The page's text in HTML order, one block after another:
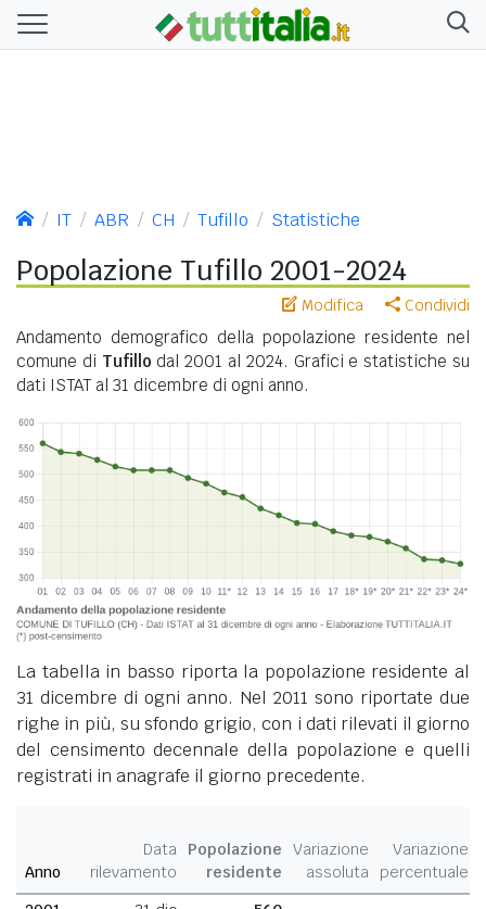
IT ABR CH Tufillo Statistiche
Popolazione Tufillo 2001-2024
Modifica Condividi
Andamento demografico della popolazione residente nel
comune di Tufillo dal 2001 al 2024. Grafici e statistiche su
dati ISTAT al 31 dicembre di ogni anno.
La tabella in basso riporta la popolazione residente al
31 dicembre di ogni anno. Nel 2011 sono riportate due
righe in più, su sfondo grigio, con i dati rilevati il giorno
del censimento decennale della popolazione e quelli
registrati in anagrafe il giorno precedente.
Anno
Data
rilevamento
Popolazione
residente
Variazione
assoluta
Variazione
percentuale